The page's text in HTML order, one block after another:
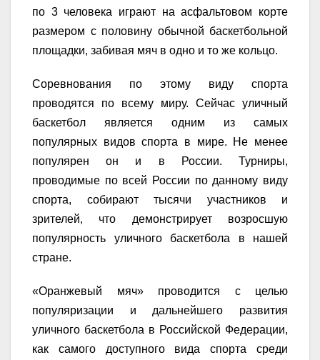
по 3 человека играют на асфальтовом корте
размером с половину обычной баскетбольной
площадки, забивая мяч в одно и то же кольцо.
Соревнования по этому виду спорта
проводятся по всему миру. Сейчас уличный
баскетбол является одним из самых
популярных видов спорта в мире. Не менее
популярен он и в России. Турниры,
проводимые по всей России по данному виду
спорта, собирают тысячи участников и
зрителей, что демонстрирует возросшую
популярность уличного баскетбола в нашей
стране.
«Оранжевый мяч» проводится с целью
популяризации и дальнейшего развития
уличного баскетбола в Российской Федерации,
как самого доступного вида спорта среди